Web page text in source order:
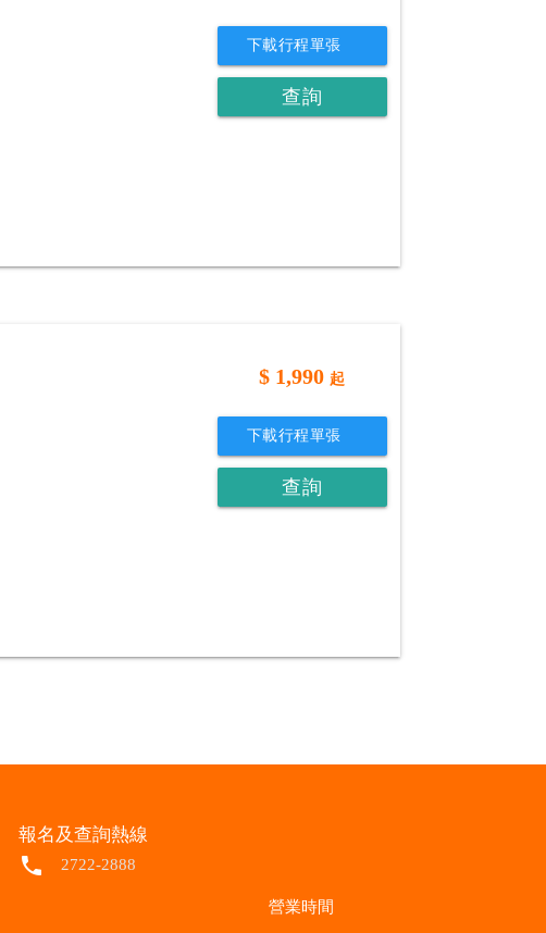
下載行程單張
查詢
$ 1,990 起
下載行程單張
查詢
報名及查詢熱線
local_phone 2722-2888
營業時間